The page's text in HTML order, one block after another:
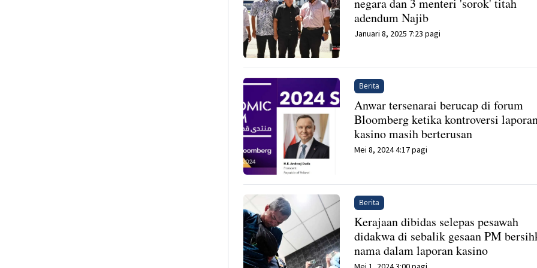
adendum Najib
Januari 8, 2025 7:23 pagi
Berita
Anwar tersenarai berucap di forum
Bloomberg ketika kontroversi
kasino masih berterusan
Mei 8, 2024 4:17 pagi
Berita
Kerajaan dibidas selepas pesawah
didakwa di sebalik gesaan PM
nama dalam laporan kasino